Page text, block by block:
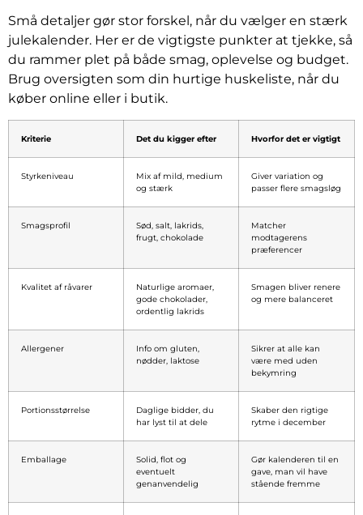
Små detaljer gør stor forskel, når du vælger en stærk
julekalender. Her er de vigtigste punkter at tjekke, så
du rammer plet på både smag, oplevelse og budget.
Brug oversigten som din hurtige huskeliste, når du
køber online eller i butik.
Kriterie Det du kigger efter Hvorfor det er vigtigt
Styrkeniveau
Mix af mild, medium
og stærk
Giver variation og
passer flere smagsløg
Smagsprofil
Sød, salt, lakrids,
frugt, chokolade
Matcher
modtagerens
præferencer
Kvalitet af råvarer
Naturlige aromaer,
gode chokolader,
ordentlig lakrids
Smagen bliver renere
og mere balanceret
Allergener
Info om gluten,
nødder, laktose
Sikrer at alle kan
være med uden
bekymring
Portionsstørrelse
Daglige bidder, du
har lyst til at dele
Skaber den rigtige
rytme i december
Emballage
Solid, flot og
eventuelt
genanvendelig
Gør kalenderen til en
gave, man vil have
stående fremme